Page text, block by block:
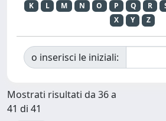
K
L M N O P Q R
X
Y Z
o inserisci le iniziali:
Mostrati risultati da 36 a
41 di 41